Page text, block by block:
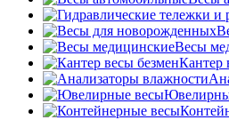
Весы
Кантер